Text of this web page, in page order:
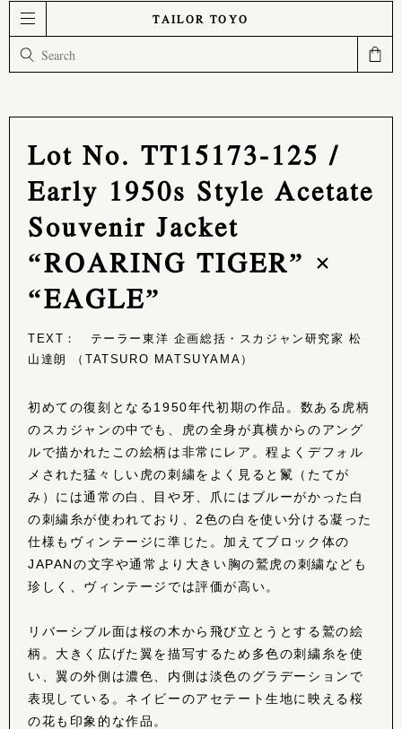
TAILOR TOYO
Lot No. TT15173-125 /
Early 1950s Style Acetate
Souvenir Jacket
“ROARING TIGER” ×
“EAGLE”
TEXT： テーラー東洋 企画総括・スカジャン研究家 松
山達朗 （TATSURO MATSUYAMA）
初めての復刻となる1950年代初期の作品。数ある虎柄
のスカジャンの中でも、虎の全身が真横からのアング
ルで描かれたこの絵柄は非常にレア。程よくデフォル
メされた猛々しい虎の刺繍をよく見ると鬣（たてが
み）には通常の白、目や牙、爪にはブルーがかった白
の刺繍糸が使われており、2色の白を使い分ける凝った
仕様もヴィンテージに準じた。加えてブロック体の
JAPANの文字や通常より大きい胸の鷲虎の刺繍なども
珍しく、ヴィンテージでは評価が高い。
リバーシブル面は桜の木から飛び立とうとする鷲の絵
柄。大きく広げた翼を描写するため多色の刺繍糸を使
い、翼の外側は濃色、内側は淡色のグラデーションで
表現している。ネイビーのアセテート生地に映える桜
の花も印象的な作品。